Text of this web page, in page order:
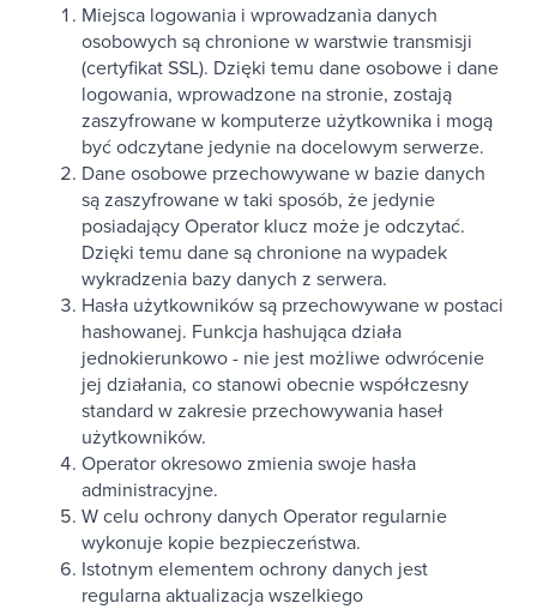
Miejsca logowania i wprowadzania danych
osobowych są chronione w warstwie transmisji
(certyfikat SSL). Dzięki temu dane osobowe i dane
logowania, wprowadzone na stronie, zostają
zaszyfrowane w komputerze użytkownika i mogą
być odczytane jedynie na docelowym serwerze.
Dane osobowe przechowywane w bazie danych
są zaszyfrowane w taki sposób, że jedynie
posiadający Operator klucz może je odczytać.
Dzięki temu dane są chronione na wypadek
wykradzenia bazy danych z serwera.
Hasła użytkowników są przechowywane w postaci
hashowanej. Funkcja hashująca działa
jednokierunkowo - nie jest możliwe odwrócenie
jej działania, co stanowi obecnie współczesny
standard w zakresie przechowywania haseł
użytkowników.
Operator okresowo zmienia swoje hasła
administracyjne.
W celu ochrony danych Operator regularnie
wykonuje kopie bezpieczeństwa.
Istotnym elementem ochrony danych jest
regularna aktualizacja wszelkiego